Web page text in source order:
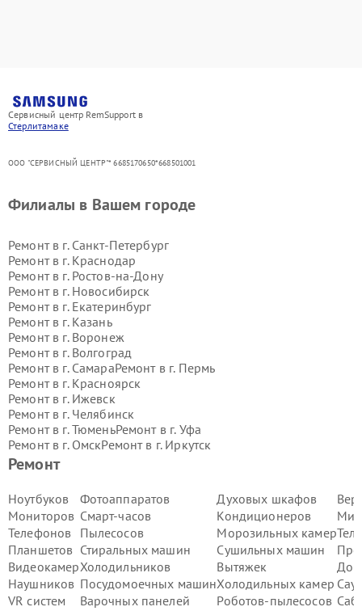
Сервисный центр RemSupport в
Стерлитамаке
ООО "СЕРВИСНЫЙ ЦЕНТР"* 6685170650*668501001
Ремонт
Ноутбуков
Мониторов
Телефонов
Планшетов
Видеокамер
Наушников
VR систем
Фотоаппаратов
Смарт-часов
Пылесосов
Стиральных машин
Холодильников
Посудомоечных машин
Варочных панелей
Духовых шкафов
Кондиционеров
Морозильных камер
Сушильных машин
Вытяжек
Холодильных камер
Роботов-пылесосов
Филиалы в Вашем городе
Ремонт в г. Санкт-Петербург
Ремонт в г. Краснодар
Ремонт в г. Ростов-на-Дону
Ремонт в г. Новосибирск
Ремонт в г. Екатеринбург
Ремонт в г. Казань
Ремонт в г. Воронеж
Ремонт в г. Волгоград
Ремонт в г. СамараРемонт в г. Пермь
Ремонт в г. Красноярск
Ремонт в г. Ижевск
Ремонт в г. Челябинск
Ремонт в г.ТюменьРемонт в г. Уфа
Ремонт в г. ОмскРемонт в г. Иркутск
Ремонт в г.
Ремонт в г.
Барнаул
Ремонт в г.
Тольятти
Ремонт в г.Хабаровск
Ремонт в г. Томск
Ремонт в г.Ульяновск
Ремонт в г.Киров
Ремонт в г.Архангельск
Ремонт в г.
Астрахань